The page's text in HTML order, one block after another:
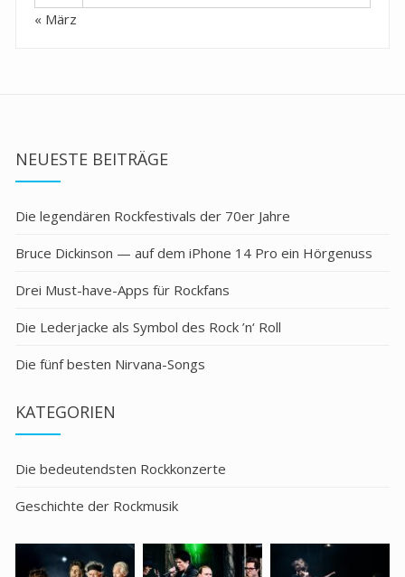
« März
NEUESTE BEITRÄGE
Die legendären Rockfestivals der 70er Jahre
Bruce Dickinson — auf dem iPhone 14 Pro ein Hörgenuss
Drei Must-have-Apps für Rockfans
Die Lederjacke als Symbol des Rock ’n‘ Roll
Die fünf besten Nirvana-Songs
KATEGORIEN
Die bedeutendsten Rockkonzerte
Geschichte der Rockmusik